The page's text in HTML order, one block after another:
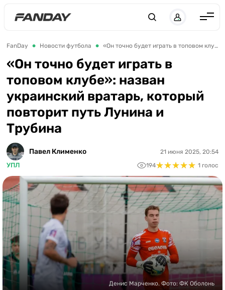
Англия
Испания
Германия
Италия
Франция
ЧЕ-2028
Букмекеры
Казино
FanDay Новости футбола «Он точно будет играть в топовом клубе»: назван украинский вратарь, который повторит путь Лунина и Трубина
«Он точно будет играть в
топовом клубе»: назван
украинский вратарь, который
повторит путь Лунина и
Трубина
Павел Клименко
УПЛ
21 июня 2025, 20:54
194★★★★★
★★★★★ 1 голос
Денис Марченко. Фото: ФК Оболонь